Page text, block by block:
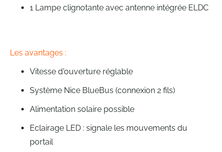
1 Lampe clignotante avec antenne intégrée ELDC
Les avantages :
Vitesse d'ouverture réglable
Système Nice BlueBus (connexion 2 fils)
Alimentation solaire possible
Eclairage LED : signale les mouvements du
portail